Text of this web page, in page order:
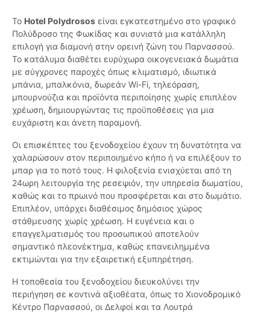
Το Hotel Polydrosos είναι εγκατεστημένο στο γραφικό
Πολύδροσο της Φωκίδας και συνιστά μια κατάλληλη
επιλογή για διαμονή στην ορεινή ζώνη του Παρνασσού.
Το κατάλυμα διαθέτει ευρύχωρα οικογενειακά δωμάτια
με σύγχρονες παροχές όπως κλιματισμό, ιδιωτικά
μπάνια, μπαλκόνια, δωρεάν Wi-Fi, τηλεόραση,
μπουρνούζια και προϊόντα περιποίησης χωρίς επιπλέον
χρέωση, δημιουργώντας τις προϋποθέσεις για μια
ευχάριστη και άνετη παραμονή.
Οι επισκέπτες του ξενοδοχείου έχουν τη δυνατότητα να
χαλαρώσουν στον περιποιημένο κήπο ή να επιλέξουν το
μπαρ για το ποτό τους. Η φιλοξενία ενισχύεται από τη
24ωρη λειτουργία της ρεσεψιόν, την υπηρεσία δωματίου,
καθώς και το πρωινό που προσφέρεται και στο δωμάτιο.
Επιπλέον, υπάρχει διαθέσιμος δημόσιος χώρος
στάθμευσης χωρίς χρέωση. Η ευγένεια και ο
επαγγελματισμός του προσωπικού αποτελούν
σημαντικό πλεονέκτημα, καθώς επανειλημμένα
εκτιμώνται για την εξαιρετική εξυπηρέτηση.
Η τοποθεσία του ξενοδοχείου διευκολύνει την
περιήγηση σε κοντινά αξιοθέατα, όπως το Χιονοδρομικό
Κέντρο Παρνασσού, οι Δελφοί και τα Λουτρά